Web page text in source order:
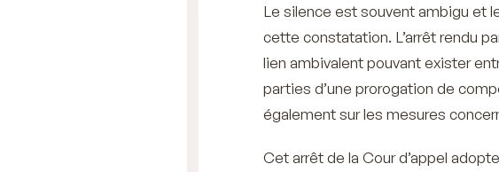
Le silence est souvent ambigu et
cette constatation. L’arrêt rendu
lien ambivalent pouvant exister
parties d’une prorogation de
également sur les mesures
Cet arrêt de la Cour d’appel